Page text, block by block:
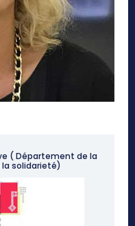
( Département de la
solidarieté)